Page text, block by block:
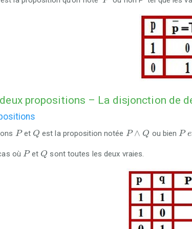
propositions – La disjonction de
P
Pet Q
Q est la proposition notée P ∧ Q
P∧ Q ou bienP e
P
où P
Pet Q
Q sont toutes les deux vraies.